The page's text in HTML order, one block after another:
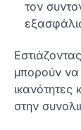
τον
μπορούν να
στην